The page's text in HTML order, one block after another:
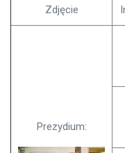
Zdjęcie
Prezydium: